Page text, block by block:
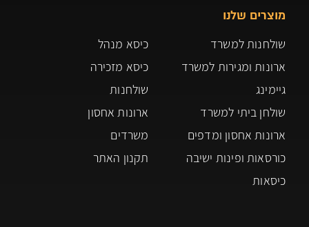
מוצרים שלנו
שולחנות למשרד
ארונות ומגירות למשרד
גיימינג
שולחן ביתי למשרד
ארונות אחסון ומדפים
כורסאות ופינות ישיבה
כיסאות
כיסא מנהל
כיסא מזכירה
שולחנות
ארונות אחסון
משרדים
תקנון האתר